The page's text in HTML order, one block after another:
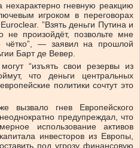
гневную реакцию
игроком в переговорах
”Взять деньги Путина и
не произойдёт, позвольте мне
чётко”, — заявил на прошлой
Барт де Вевер.
“изъять свои резервы из
что деньги центральных
политики сочтут это
вызвало гнев Европейского
предупреждал, что
использование активов
инвесторов из Европы,
под угрозу финансовую